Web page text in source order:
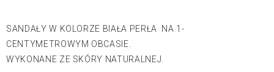
SANDAŁY W KOLORZE BIAŁA PERŁA NA 1-
CENTYMETROWYM OBCASIE.
WYKONANE ZE SKÓRY NATURALNEJ.